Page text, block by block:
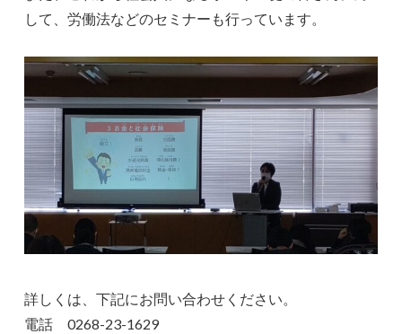
して、労働法などのセミナーも行っています。
詳しくは、下記にお問い合わせください。
電話 0268-23-1629